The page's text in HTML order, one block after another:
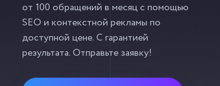
от 100 обращений в месяц с помощью
SEO и контекстной рекламы по
доступной цене. С гарантией
результата. Отправьте заявку!